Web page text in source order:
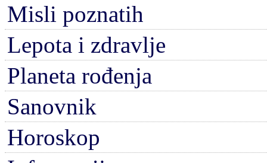
Misli poznatih
Lepota i zdravlje
Planeta rođenja
Sanovnik
Horoskop